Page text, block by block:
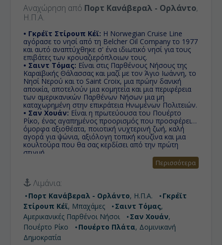
Αναχώρηση από Πορτ Κανάβεραλ - Ορλάντο,
Η.Π.Α.
• Γκρέϊτ Στίρουπ Κέϊ: Η Norwegian Cruise Line
αγόρασε το νησί από τη Belcher Oil Company το 1977
και αυτό αναπτύχθηκε σ' ένα ιδιωτικό νησί για τους
επιβάτες των κρουαζιερόπλοιων τους.
• Σαιντ Τόμας: Είναι στις Παρθένους Νήσους της
Καραϊβικής Θάλασσας και μαζί με τον Άγιο Ιωάννη, το
Νησί Νερού και το Saint Croix, μια πρώην δανική
αποικία, αποτελούν μια κομητεία και μια περιφέρεια
των αμερικανικών Παρθένων Νήσων μια μη
καταχωρημένη στην επικράτεια Ηνωμένων Πολιτειών.
• Σαν Χουάν:Είναι η πρωτεύουσα του Πουέρτο
Ρίκο, ένας αγαπημένος προορισμός που προσφέρει
όμορφα αξιοθέατα, ποιοτική νυχτερινή ζωή, καλή
αγορά για ψώνια, αξιόλογη τοπική κουζίνα και μια
κουλτούρα που θα σας κερδίσει από την πρώτη
στιγμή.
Βρίσκεται βόρεια της Δομινικανής
Δημοκρατίας. Είναι η βορειότερη επαρχία της
Δομινικανής Δημοκρατίας και ένα μέρος του βρίσκεται
στους πρόποδες της βόρειας οροσειράς. Είναι τόπος
με συνεχώς αυξανόμενο αριθμό τουριστών, κυρίως
χάρη στις καλές του παραλίες.
• Πορτ Κανάβεραλ - Ορλάντο:Είναι ένα από τα
πιο πολυσύχναστα λιμάνια κρουαζιέρας στον κόσμο
με 4,5 εκατομμύρια επιβάτες κρουαζιερόπλοιων που
διέρχονται από εκεί.Δέκα πλοία, κατά μέσο όρο,
εισέρχονται στο λιμάνι κάθε μέρα. Αυτό περιλαμβάνει
Περισσότερα
Λιμάνια:
Πορτ Κανάβεραλ - Ορλάντο, Η.Π.Α.
Γκρέϊτ
Στίρουπ Κέϊ, Μπαχάμες Σαιντ Τόμας,
Αμερικανικές Παρθένοι Νήσοι
Σαν Χουάν,
Πουέρτο Ρίκο
Πουέρτο Πλάτα, Δομινικανή
Δημοκρατία